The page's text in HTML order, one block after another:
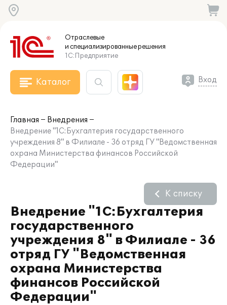
Отраслевые
и специализированныерешения
1С:Предприятие
Каталог Вход
Главная
Внедрения
Внедрение "1С:Бухгалтерия государственного
учреждения 8" в Филиале - 36 отряд ГУ "Ведомственная
охрана Министерства финансов Российской
Федерации"
Внедрение "1С:Бухгалтерия
государственного
учреждения 8" в Филиале - 36
отряд ГУ "Ведомственная
охрана Министерства
финансов Российской
Федерации"
К списку